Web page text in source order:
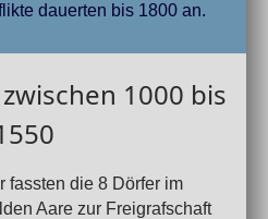
dauerten bis 1800 an.
1000 bis
fassten die 8 Dörfer im
Aare zur Freigrafschaft